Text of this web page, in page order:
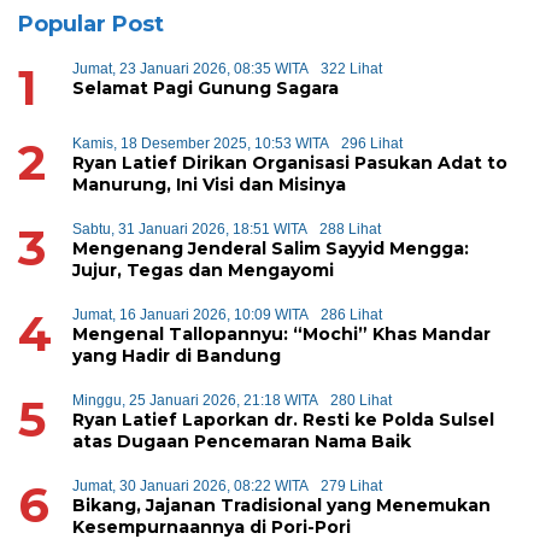
Popular Post
1 Jumat, 23 Januari 2026, 08:35 WITA 322 Lihat
Selamat Pagi Gunung Sagara
2 Kamis, 18 Desember 2025, 10:53 WITA 296 Lihat
Ryan Latief Dirikan Organisasi Pasukan Adat to
Manurung, Ini Visi dan Misinya
3 Sabtu, 31 Januari 2026, 18:51 WITA 288 Lihat
Mengenang Jenderal Salim Sayyid Mengga:
Jujur, Tegas dan Mengayomi
4 Jumat, 16 Januari 2026, 10:09 WITA 286 Lihat
Mengenal Tallopannyu: “Mochi” Khas Mandar
yang Hadir di Bandung
5 Minggu, 25 Januari 2026, 21:18 WITA 280 Lihat
Ryan Latief Laporkan dr. Resti ke Polda Sulsel
atas Dugaan Pencemaran Nama Baik
6 Jumat, 30 Januari 2026, 08:22 WITA 279 Lihat
Bikang, Jajanan Tradisional yang Menemukan
Kesempurnaannya di Pori-Pori